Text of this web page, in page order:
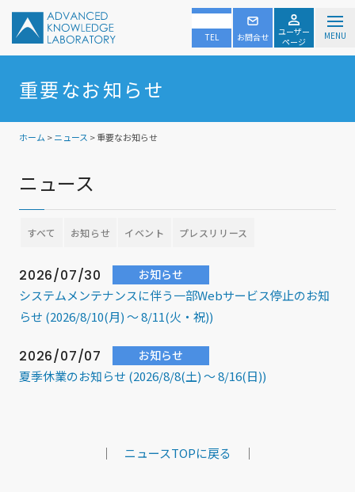
TEL お問合せ
ユーザー
ページ
MENU
重要なお知らせ
ホーム >ニュース > 重要なお知らせ
ニュース
すべて お知らせ イベント プレスリリース
2026/07/30 お知らせ
システムメンテナンスに伴う一部Webサービス停止のお知
らせ (2026/8/10(月) ～ 8/11(火・祝))
2026/07/07 お知らせ
夏季休業のお知らせ (2026/8/8(土) ～ 8/16(日))
｜ ニュースTOPに戻る ｜